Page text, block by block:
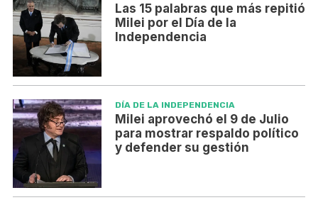
Las 15 palabras que más repitió
Milei por el Día de la
Independencia
DÍA DE LA INDEPENDENCIA
Milei aprovechó el 9 de Julio
para mostrar respaldo político
y defender su gestión